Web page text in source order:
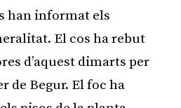
han informat els
El cos ha rebut
d’aquest dimarts per
de Begur. El foc ha